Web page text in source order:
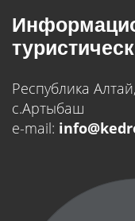
Республика
с.Артыбаш
e-mail: